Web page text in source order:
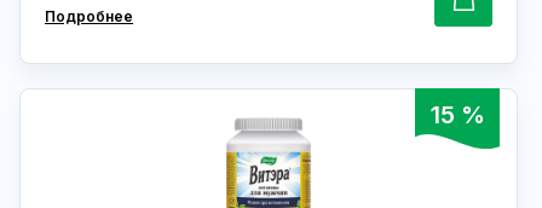
Подробнее
15 %